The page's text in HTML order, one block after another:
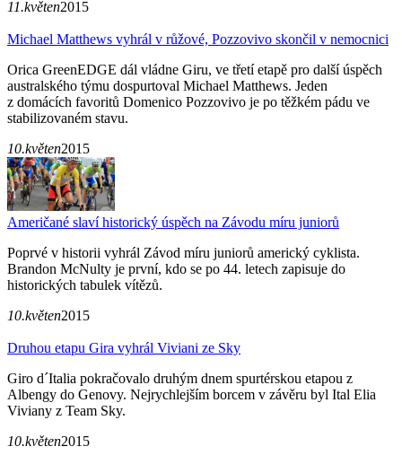
11.květen2015
Michael Matthews vyhrál v růžové, Pozzovivo skončil v nemocnici
Orica GreenEDGE dál vládne Giru, ve třetí etapě pro další úspěch
australského týmu dospurtoval Michael Matthews. Jeden
z domácích favoritů Domenico Pozzovivo je po těžkém pádu ve
stabilizovaném stavu.
10.květen2015
Američané slaví historický úspěch na Závodu míru juniorů
Poprvé v historii vyhrál Závod míru juniorů americký cyklista.
Brandon McNulty je první, kdo se po 44. letech zapisuje do
historických tabulek vítězů.
10.květen2015
Druhou etapu Gira vyhrál Viviani ze Sky
Giro d´Italia pokračovalo druhým dnem spurtérskou etapou z
Albengy do Genovy. Nejrychlejším borcem v závěru byl Ital Elia
Viviany z Team Sky.
10.květen2015